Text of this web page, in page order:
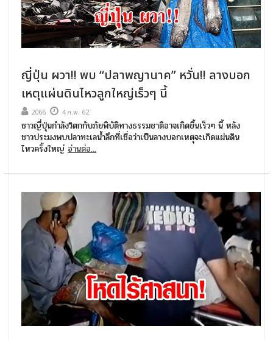
ญี่ปุ่น ผวา!! พบ “ปลาพญานาค” หวั่น!! ลางบอก
เหตุแผ่นดินไหวลูกใหญ่เร็วๆ นี้
2066 4 ก.พ. 62
ชาวญี่ปุ่นกำลังวิตกกับภัยพิบัติทางธรรมชาติอาจเกิดขึ้นเร็วๆ นี้ หลัง
ชาวประมงพบปลาทะเลน้ำลึกที่เชื่อว่าเป็นลางบอกเหตุจะเกิดแผ่นดิน
ไหวครั้งใหญ่ อ่านต่อ...